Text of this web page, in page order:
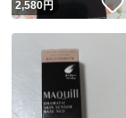
2,580円